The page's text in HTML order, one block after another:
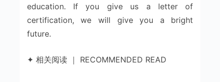
education. If you give us a letter of
certification, we will give you a bright
future.
✦ 相关阅读 ｜ RECOMMENDED READ